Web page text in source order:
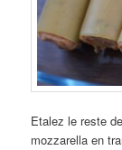
Etalez le reste
mozzarella en